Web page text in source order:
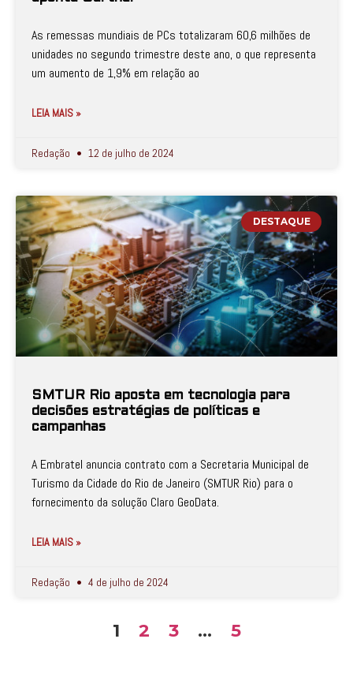
As remessas mundiais de PCs totalizaram 60,6 milhões de
unidades no segundo trimestre deste ano, o que representa
um aumento de 1,9% em relação ao
LEIA MAIS »
Redação 12 de julho de 2024
DESTAQUE
SMTUR Rio aposta em tecnologia para
decisões estratégias de políticas e
campanhas
A Embratel anuncia contrato com a Secretaria Municipal de
Turismo da Cidade do Rio de Janeiro (SMTUR Rio) para o
fornecimento da solução Claro GeoData.
LEIA MAIS »
Redação 4 de julho de 2024
1 2 3 … 5